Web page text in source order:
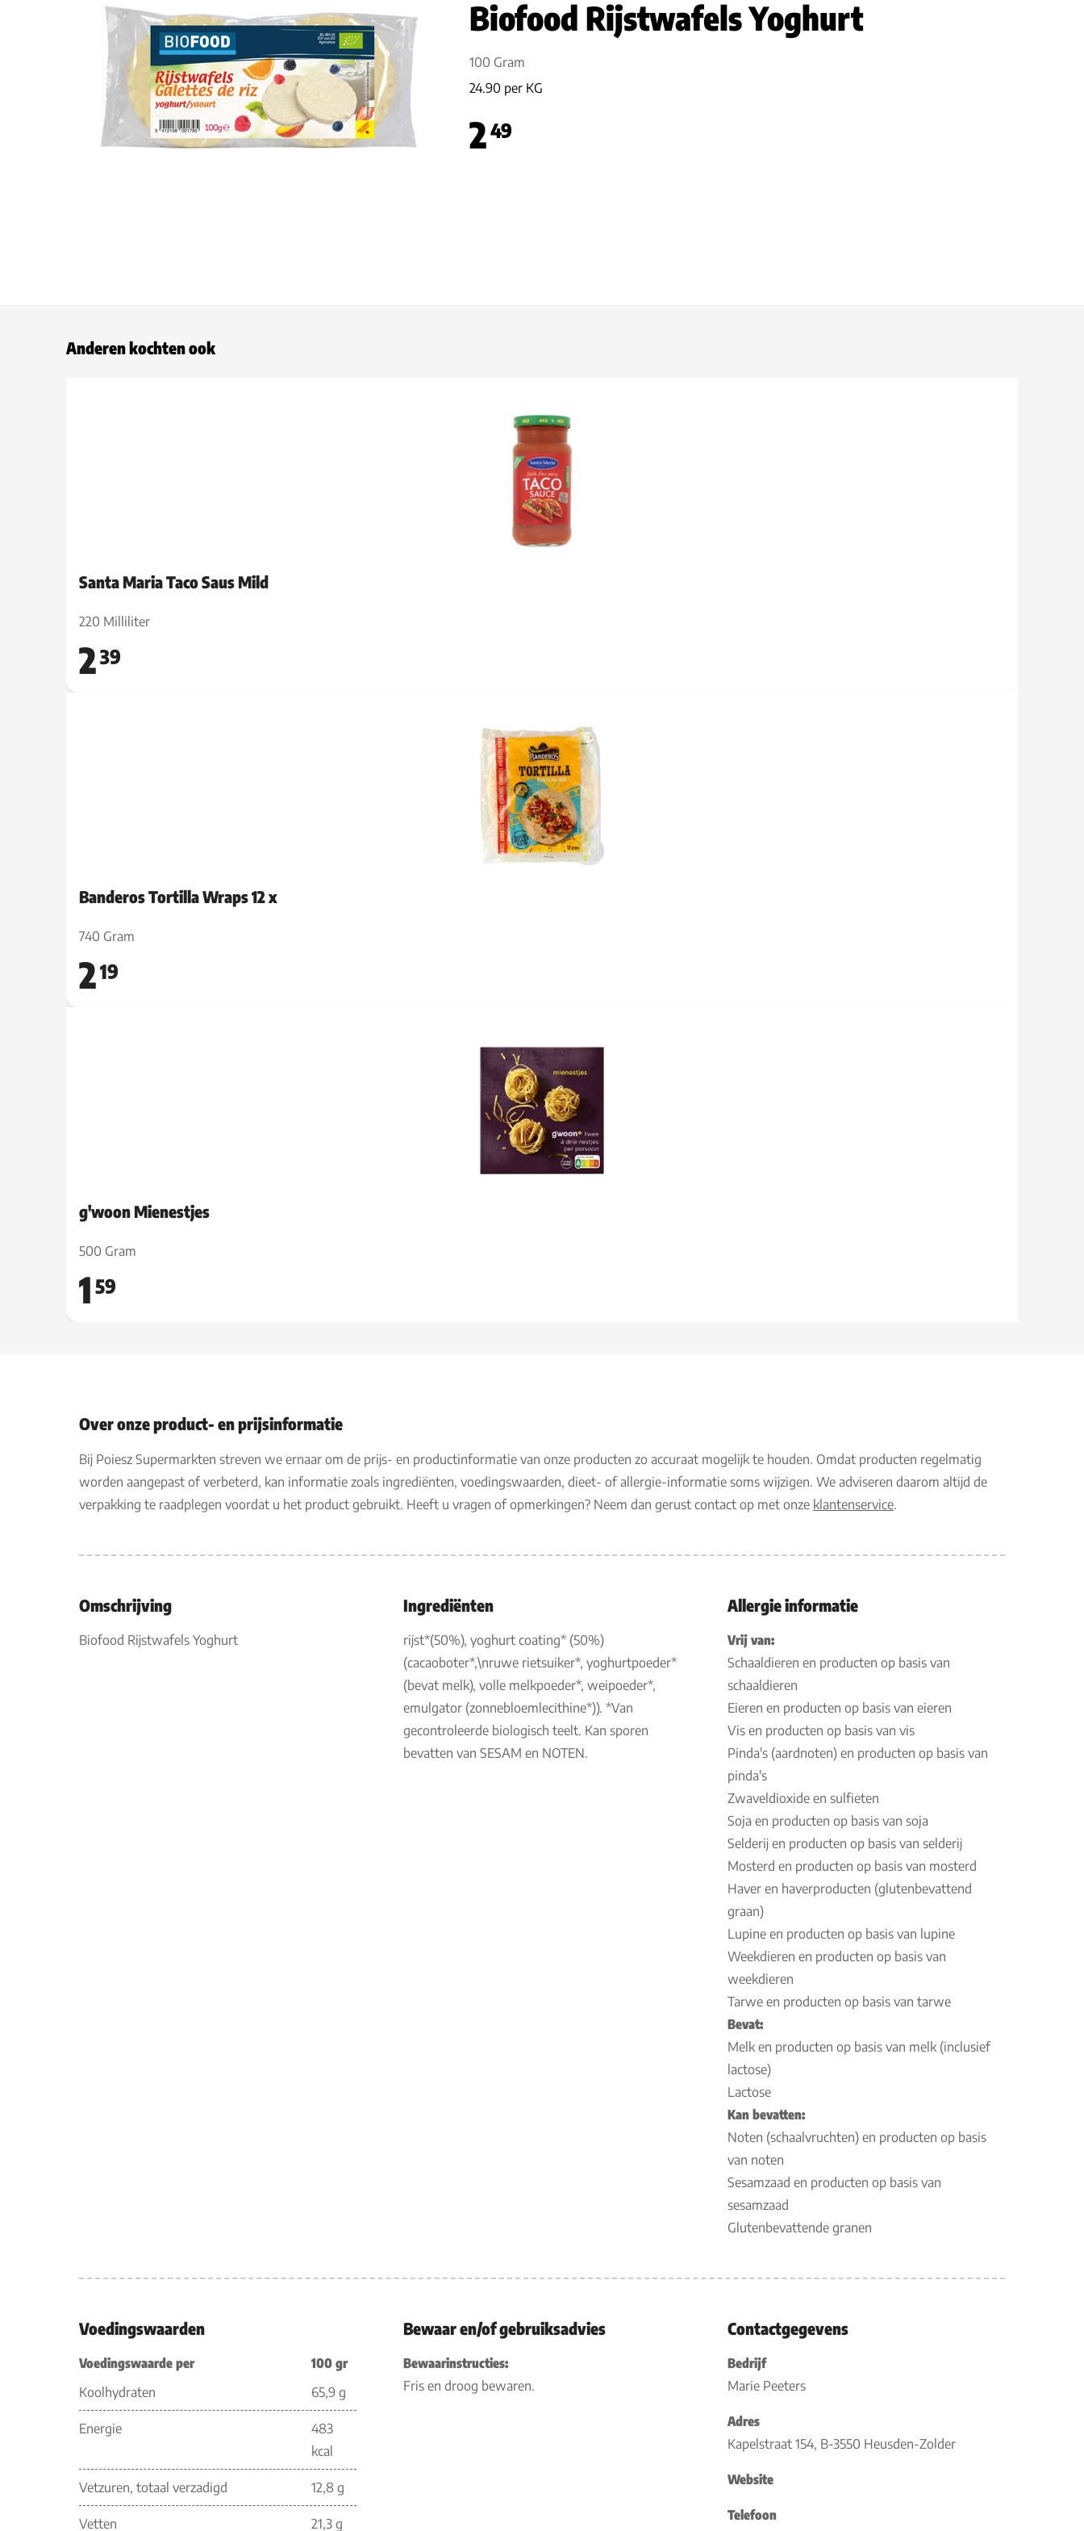
Biofood Rijstwafels Yoghurt
100 Gram
24.90 per KG
249
Anderen kochten ook
Santa Maria Taco Saus Mild
220 Milliliter
239
Banderos Tortilla Wraps 12 x
740 Gram
219
g'woon Mienestjes
500 Gram
1 59
Over onze product- en prijsinformatie
Bij Poiesz Supermarkten streven we ernaar om de prijs- en productinformatie van onze producten zo accuraat mogelijk te houden. Omdat producten regelmatig
worden aangepast of verbeterd, kan informatie zoals ingrediënten, voedingswaarden, dieet- of allergie-informatie soms wijzigen. We adviseren daarom altijd de
verpakking te raadplegen voordat u het product gebruikt. Heeft u vragen of opmerkingen? Neem dan gerust contact op met onze klantenservice.
Omschrijving
Biofood Rijstwafels Yoghurt
Ingrediënten
rijst*(50%), yoghurt coating* (50%)
(cacaoboter*,\nruwe rietsuiker*, yoghurtpoeder*
(bevat melk), volle melkpoeder*, weipoeder*,
emulgator (zonnebloemlecithine*)). *Van
gecontroleerde biologisch teelt. Kan sporen
bevatten van SESAM en NOTEN.
Allergie informatie
Vrij van:
Schaaldieren en producten op basis van
schaaldieren
Eieren en producten op basis van eieren
Vis en producten op basis van vis
Pinda's (aardnoten) en producten op basis van
pinda's
Zwaveldioxide en sulfieten
Soja en producten op basis van soja
Selderij en producten op basis van selderij
Mosterd en producten op basis van mosterd
Haver en haverproducten (glutenbevattend
graan)
Lupine en producten op basis van lupine
Weekdieren en producten op basis van
weekdieren
Tarwe en producten op basis van tarwe
Bevat:
Melk en producten op basis van melk (inclusief
lactose)
Lactose
Kan bevatten:
Noten (schaalvruchten) en producten op basis
van noten
Sesamzaad en producten op basis van
sesamzaad
Glutenbevattende granen
Voedingswaarden
Voedingswaarde per
100 gr
Koolhydraten
65,9 g
Energie
483
kcal
Vetzuren, totaal verzadigd 12,8 g
Vetten 21,3 g
Bewaar en/of gebruiksadvies
Bewaarinstructies:
Fris en droog bewaren.
Contactgegevens
Bedrijf
Marie Peeters
Adres
Kapelstraat 154, B-3550 Heusden-Zolder
Website
Telefoon